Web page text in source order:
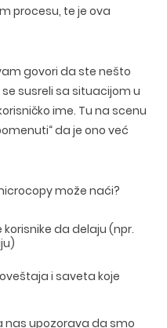
procesu, te je ova
govori da ste nešto
susreli sa situacijom u
ime. Tu na scenu
da je ono već
može naći?
da delaju (npr.
i saveta koje
nas upozorava da smo